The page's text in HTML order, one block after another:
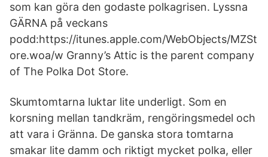
som kan göra den godaste polkagrisen. Lyssna
GÄRNA på veckans
podd:https://itunes.apple.com/WebObjects/MZSt
ore.woa/w Granny’s Attic is the parent company
of The Polka Dot Store.
Skumtomtarna luktar lite underligt. Som en
korsning mellan tandkräm, rengöringsmedel och
att vara i Gränna. De ganska stora tomtarna
smakar lite damm och riktigt mycket polka, eller